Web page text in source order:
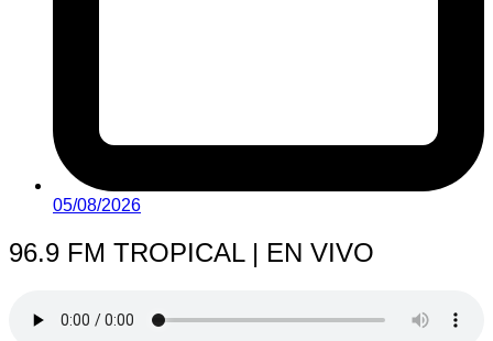
05/08/2026
96.9 FM TROPICAL | EN VIVO